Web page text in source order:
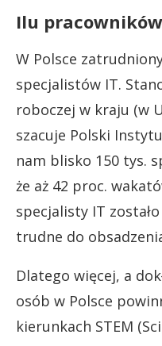
Ilu
W Polsce
specjalistów IT.
roboczej w kraju (w
szacuje Polski
nam blisko 150 tys.
że aż 42 proc.
specjalisty IT
trudne do
Dlatego więcej, a
osób w Polsce
kierunkach STEM